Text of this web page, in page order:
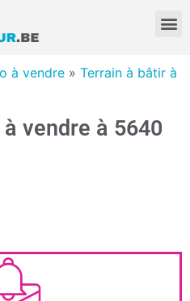
à vendre » Terrain à bâtir à
vendre à 5640